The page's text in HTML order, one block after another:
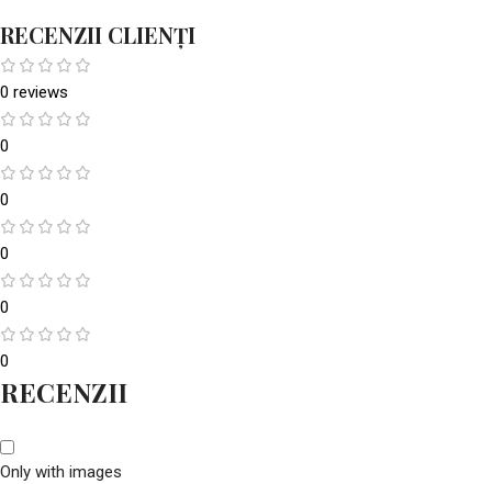
RECENZII CLIENȚI
0 reviews
0
0
0
0
0
RECENZII
Only with images